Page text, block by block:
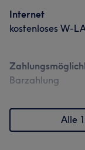
Internet
kostenloses W-
Barzahlung
Alle